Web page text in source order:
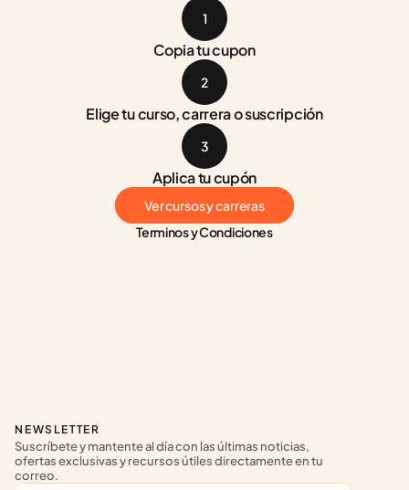
1
Copia tu cupon
2
Elige tu curso, carrera o suscripción
3
Aplica tu cupón
Ver cursos y carreras
Terminos y Condiciones
NEWSLETTER
Suscríbete y mantente al día con las últimas noticias,
ofertas exclusivas y recursos útiles directamente en tu
correo.